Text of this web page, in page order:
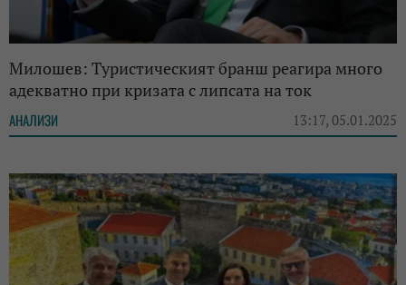
Милошев: Туристическият бранш реагира много
адекватно при кризата с липсата на ток
АНАЛИЗИ 13:17, 05.01.2025